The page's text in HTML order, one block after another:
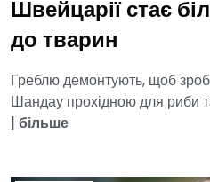
Швейцарії стає
до тварин
Греблю демонтують, щоб
Шандау прохідною для риби
| більше